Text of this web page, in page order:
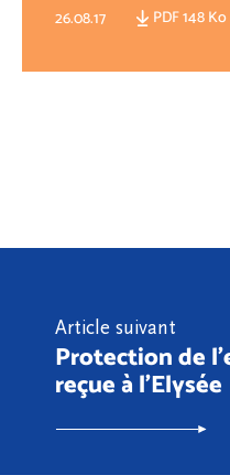
26.08.17 PDF 148 Ko
Article suivant
Protection de
reçue à l'Elysée